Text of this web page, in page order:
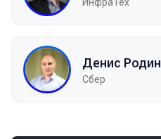
Денис Родин
Сбер